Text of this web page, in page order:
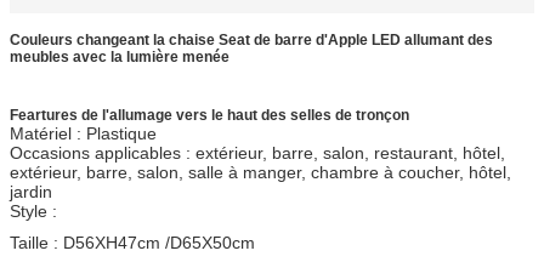
Couleurs changeant la chaise Seat de barre d'Apple LED allumant des
meubles avec la lumière menée
Feartures de l'allumage vers le haut des selles de tronçon
Matériel : Plastique
Occasions applicables : extérieur, barre, salon, restaurant, hôtel,
extérieur, barre, salon, salle à manger, chambre à coucher, hôtel,
jardin
Style :
Taille : D56XH47cm /D65X50cm